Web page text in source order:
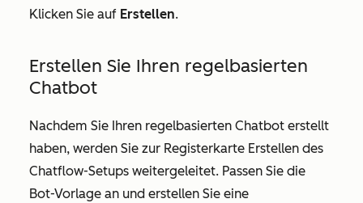
Klicken Sie auf Erstellen.
Erstellen Sie Ihren regelbasierten
Chatbot
Nachdem Sie Ihren regelbasierten Chatbot erstellt
haben, werden Sie zur Registerkarte Erstellen des
Chatflow-Setups weitergeleitet. Passen Sie die
Bot-Vorlage an und erstellen Sie eine